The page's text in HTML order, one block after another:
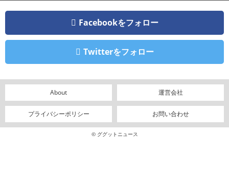
Facebookをフォロー
Twitterをフォロー
About 運営会社
プライバシーポリシー お問い合わせ
© ググットニュース